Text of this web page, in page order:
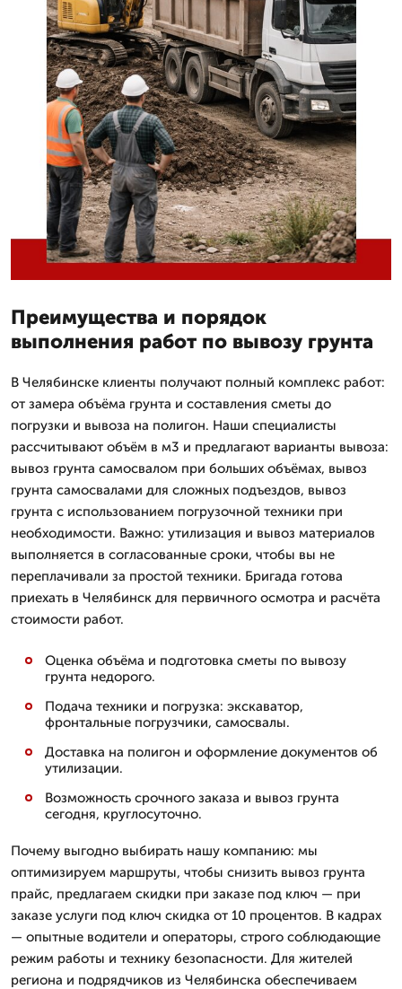
Преимущества и порядок
выполнения работ по вывозу грунта
В Челябинске клиенты получают полный комплекс работ:
от замера объёма грунта и составления сметы до
погрузки и вывоза на полигон. Наши специалисты
рассчитывают объём в м3 и предлагают варианты вывоза:
вывоз грунта самосвалом при больших объёмах, вывоз
грунта самосвалами для сложных подъездов, вывоз
грунта с использованием погрузочной техники при
необходимости. Важно: утилизация и вывоз материалов
выполняется в согласованные сроки, чтобы вы не
переплачивали за простой техники. Бригада готова
приехать в Челябинск для первичного осмотра и расчёта
стоимости работ.
Оценка объёма и подготовка сметы по вывозу
грунта недорого.
Подача техники и погрузка: экскаватор,
фронтальные погрузчики, самосвалы.
Доставка на полигон и оформление документов об
утилизации.
Возможность срочного заказа и вывоз грунта
сегодня, круглосуточно.
Почему выгодно выбирать нашу компанию: мы
оптимизируем маршруты, чтобы снизить вывоз грунта
прайс, предлагаем скидки при заказе под ключ — при
заказе услуги под ключ скидка от 10 процентов. В кадрах
— опытные водители и операторы, строго соблюдающие
режим работы и технику безопасности. Для жителей
региона и подрядчиков из Челябинска обеспечиваем